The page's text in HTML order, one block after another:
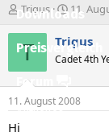
Downloads
Preisvergleich
Forum
Aktuelles
E
r
s
t
e
Trigus
E
r
s
t
e
l
t
11.
T Trigus
Cadet 4th
11. August 2008
Hi